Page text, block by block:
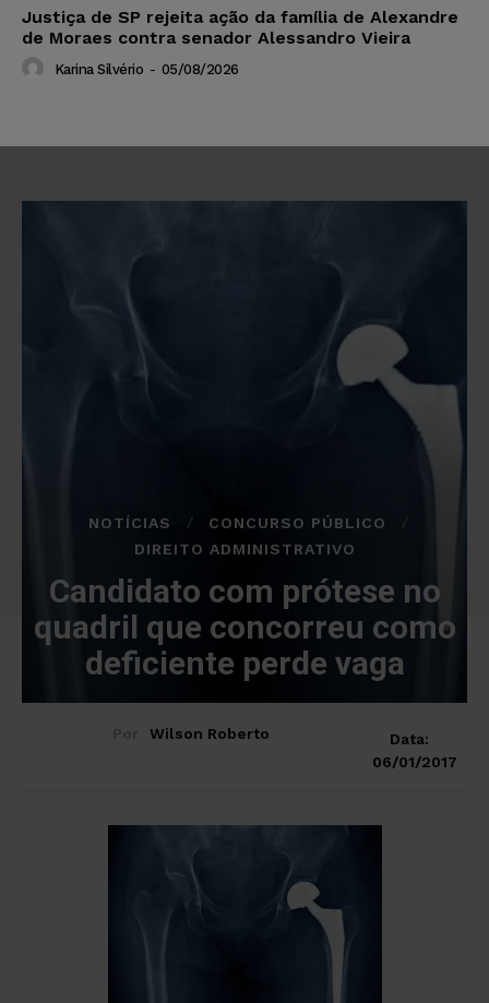
Justiça de SP rejeita ação da família de Alexandre
de Moraes contra senador Alessandro Vieira
Karina Silvério - 05/08/2026